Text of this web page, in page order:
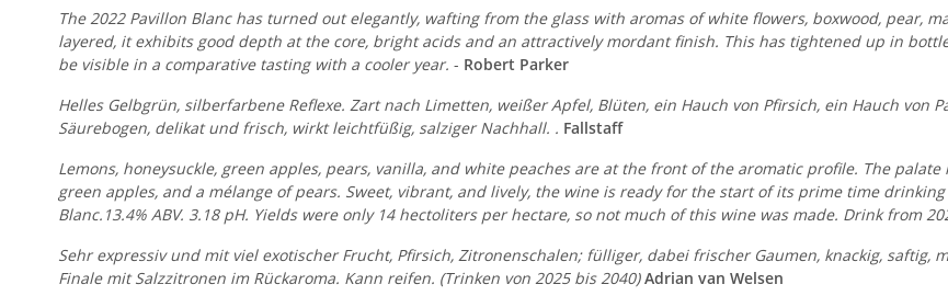
The 2022 Pavillon Blanc has turned out elegantly, wafting from the glass with aromas of white flowers, boxwood, pear,
layered, it exhibits good depth at the core, bright acids and an attractively mordant finish. This has tightened up in
be visible in a comparative tasting with a cooler year. - Robert Parker
Helles Gelbgrün, silberfarbene Reflexe. Zart nach Limetten, weißer Apfel, Blüten, ein Hauch von Pfirsich, ein Hauch von
Säurebogen, delikat und frisch, wirkt leichtfüßig, salziger Nachhall. . Fallstaff
Lemons, honeysuckle, green apples, pears, vanilla, and white peaches are at the front of the aromatic profile. The
green apples, and a mélange of pears. Sweet, vibrant, and lively, the wine is ready for the start of its prime time
Blanc.13.4% ABV. 3.18 pH. Yields were only 14 hectoliters per hectare, so not much of this wine was made. Drink from
Sehr expressiv und mit viel exotischer Frucht, Pfirsich, Zitronenschalen; fülliger, dabei frischer Gaumen, knackig, saftig,
Finale mit Salzzitronen im Rückaroma. Kann reifen. (Trinken von 2025 bis 2040)Adrian van Welsen